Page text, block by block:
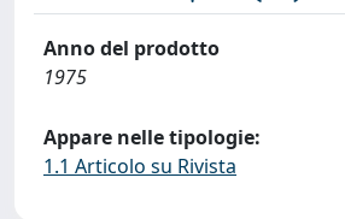
Anno del prodotto
1975
Appare nelle tipologie:
1.1 Articolo su Rivista